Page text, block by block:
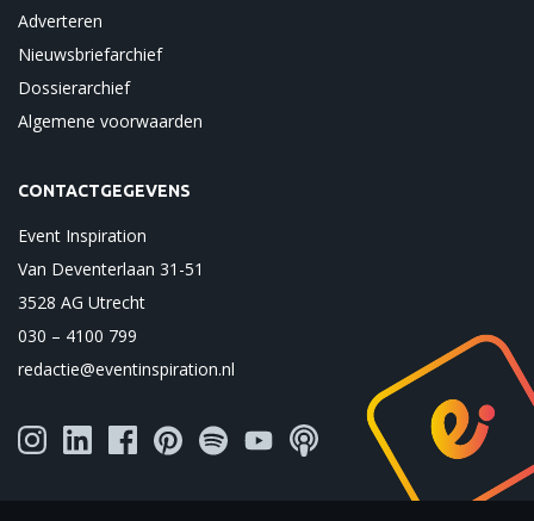
Adverteren
Nieuwsbriefarchief
Dossierarchief
Algemene voorwaarden
CONTACTGEGEVENS
Event Inspiration
Van Deventerlaan 31-51
3528 AG Utrecht
030 – 4100 799
redactie@eventinspiration.nl